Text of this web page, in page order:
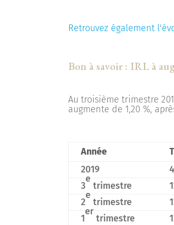
Retrouvez également
Bon à savoir : IRL à
Au troisième trimestre
augmente de 1,20 %,
Année
2019
4
3
e
trimestre
2
e
trimestre
1
er
trimestre